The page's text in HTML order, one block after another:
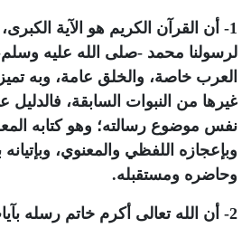
1- أن القرآن الكريم هو الآية
لرسولنا محمد -صلى الله عليه
العرب خاصة، والخلق عامة، وبه
غيرها من النبوات السابقة،
نفس موضوع رسالته؛ وهو كتابه
وبإعجازه اللفظي والمعنوي،
وحاضره ومستقبله.
2- أن الله تعالى أكرم خاتم رسله